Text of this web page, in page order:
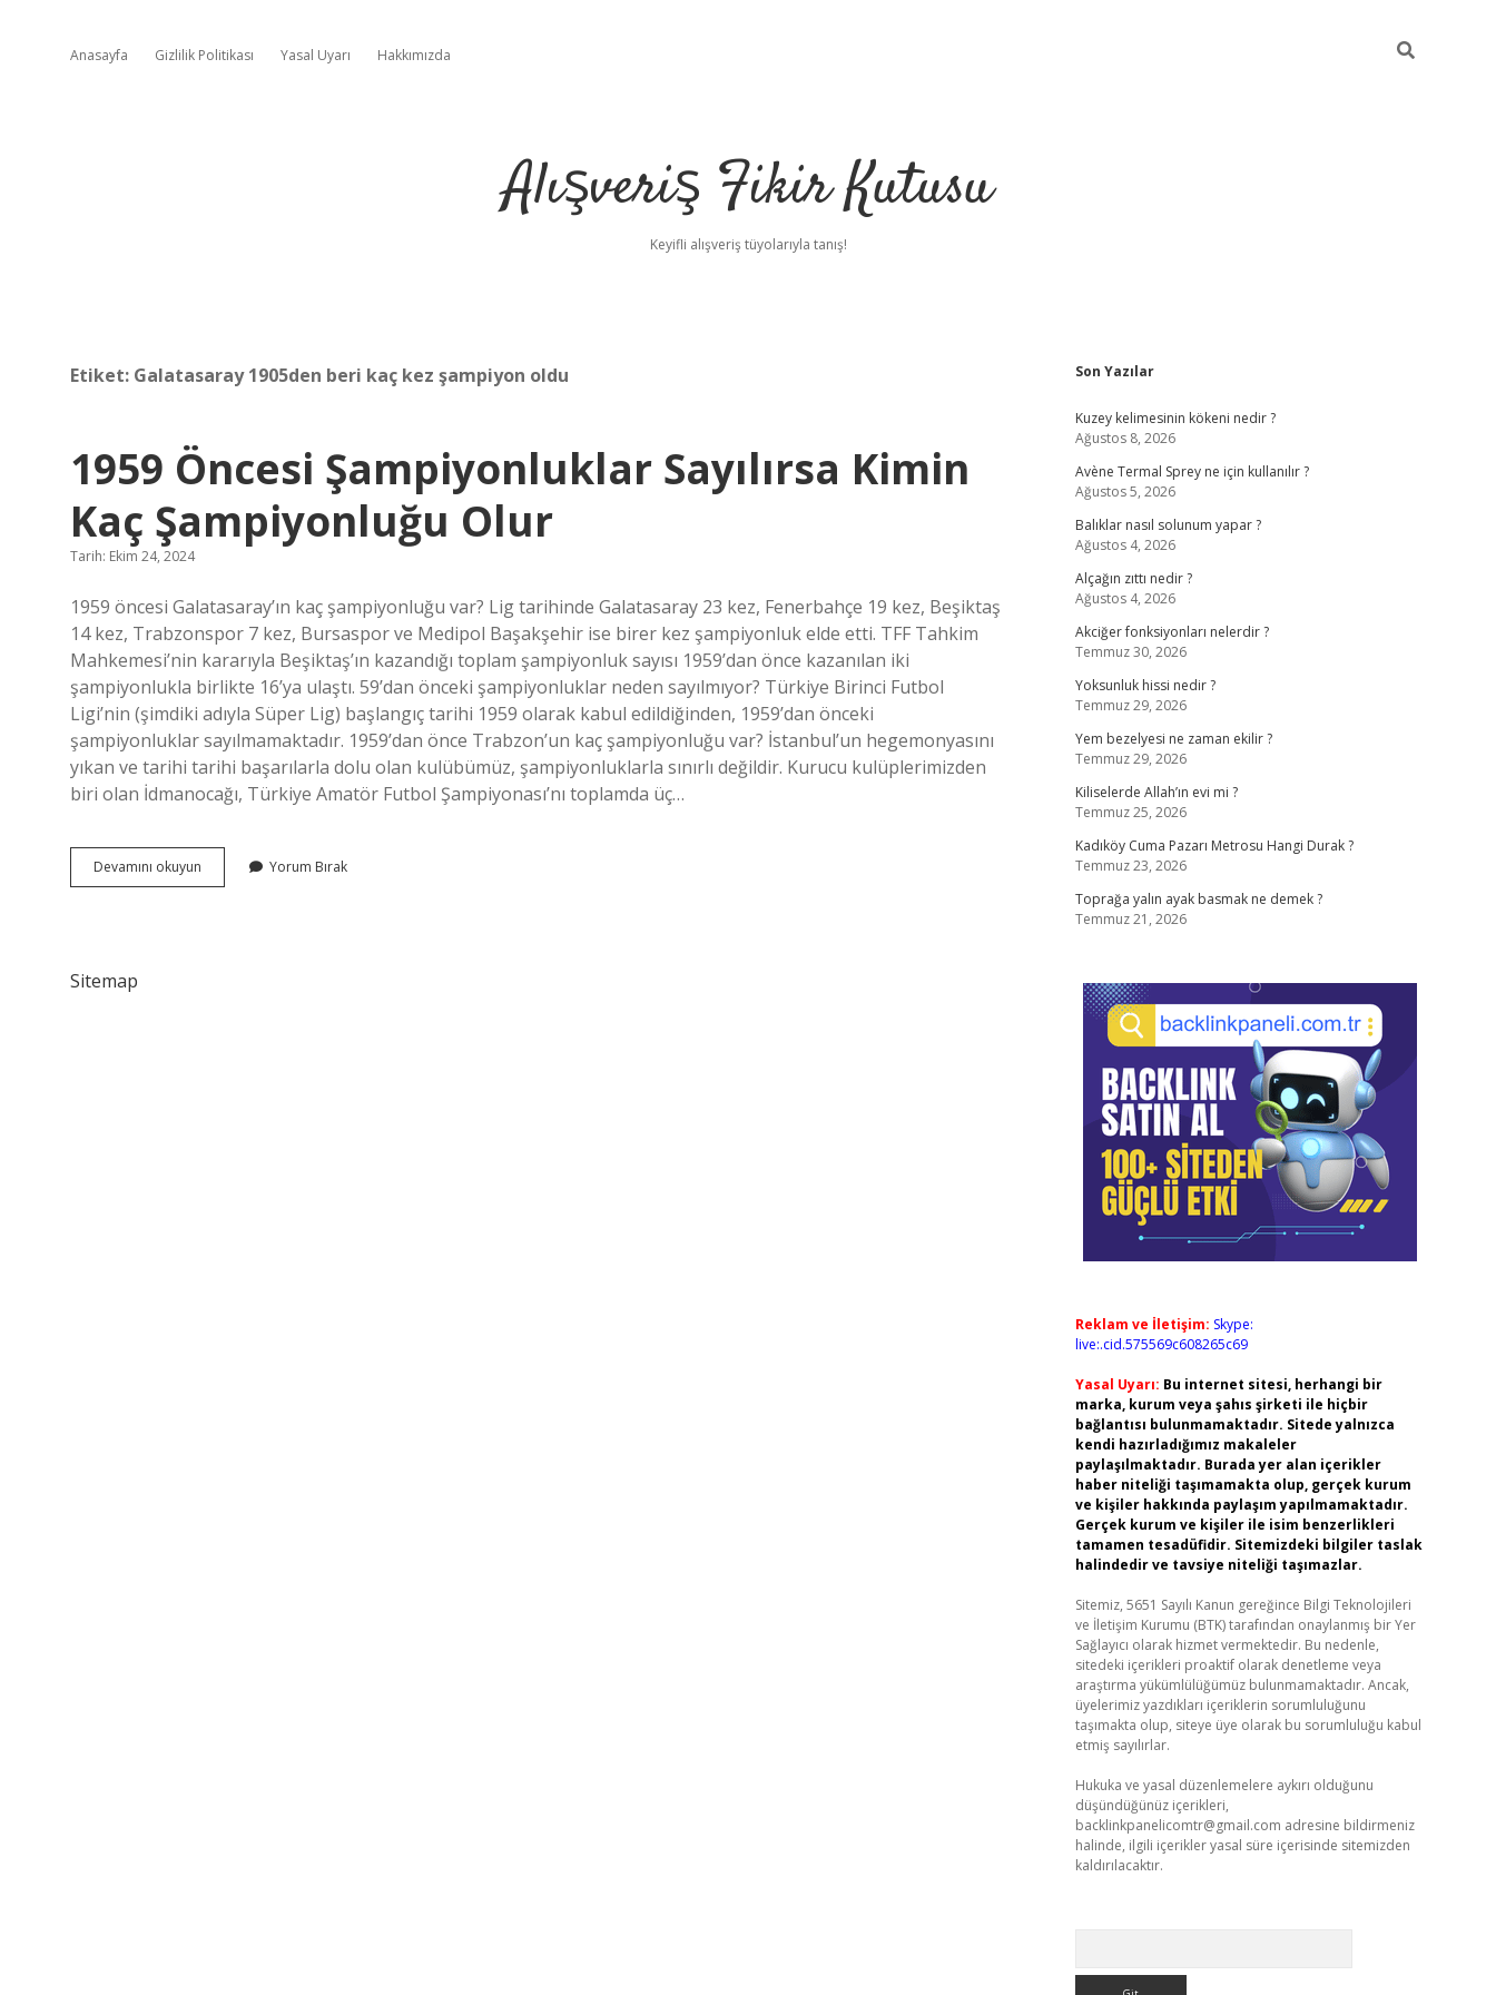
Anasayfa Gizlilik Politikası Yasal Uyarı Hakkımızda
Alışveriş Fikir Kutusu
Keyifli alışveriş tüyolarıyla tanış!
Etiket: Galatasaray 1905den beri kaç kez şampiyon oldu
1959 Öncesi Şampiyonluklar Sayılırsa Kimin
Kaç Şampiyonluğu Olur
Tarih: Ekim 24, 2024
1959 öncesi Galatasaray’ın kaç şampiyonluğu var? Lig tarihinde Galatasaray 23 kez, Fenerbahçe 19 kez, Beşiktaş
14 kez, Trabzonspor 7 kez, Bursaspor ve Medipol Başakşehir ise birer kez şampiyonluk elde etti. TFF Tahkim
Mahkemesi’nin kararıyla Beşiktaş’ın kazandığı toplam şampiyonluk sayısı 1959’dan önce kazanılan iki
şampiyonlukla birlikte 16’ya ulaştı. 59’dan önceki şampiyonluklar neden sayılmıyor? Türkiye Birinci Futbol
Ligi’nin (şimdiki adıyla Süper Lig) başlangıç ​​tarihi 1959 olarak kabul edildiğinden, 1959’dan önceki
şampiyonluklar sayılmamaktadır. 1959’dan önce Trabzon’un kaç şampiyonluğu var? İstanbul’un hegemonyasını
yıkan ve tarihi tarihi başarılarla dolu olan kulübümüz, şampiyonluklarla sınırlı değildir. Kurucu kulüplerimizden
biri olan İdmanocağı, Türkiye Amatör Futbol Şampiyonası’nı toplamda üç…
Devamını okuyun
Öncesi
Yorum Bırak
Sitemap
Sidebar
Son Yazılar
Kuzey kelimesinin kökeni nedir ?
Ağustos 8, 2026
Avène Termal Sprey ne için kullanılır ?
Ağustos 5, 2026
Balıklar nasıl solunum yapar ?
Ağustos 4, 2026
Alçağın zıttı nedir ?
Ağustos 4, 2026
Akciğer fonksiyonları nelerdir ?
Temmuz 30, 2026
Yoksunluk hissi nedir ?
Temmuz 29, 2026
Yem bezelyesi ne zaman ekilir ?
Temmuz 29, 2026
Kiliselerde Allah’ın evi mi ?
Temmuz 25, 2026
Kadıköy Cuma Pazarı Metrosu Hangi Durak ?
Temmuz 23, 2026
Toprağa yalın ayak basmak ne demek ?
Temmuz 21, 2026
Reklam ve İletişim: Skype:
live:.cid.575569c608265c69
Yasal Uyarı: Bu internet sitesi, herhangi bir
marka, kurum veya şahıs şirketi ile hiçbir
bağlantısı bulunmamaktadır. Sitede yalnızca
kendi hazırladığımız makaleler
paylaşılmaktadır. Burada yer alan içerikler
haber niteliği taşımamakta olup, gerçek kurum
ve kişiler hakkında paylaşım yapılmamaktadır.
Gerçek kurum ve kişiler ile isim benzerlikleri
tamamen tesadüfidir. Sitemizdeki bilgiler taslak
halindedir ve tavsiye niteliği taşımazlar.
Sitemiz, 5651 Sayılı Kanun gereğince Bilgi Teknolojileri
ve İletişim Kurumu (BTK) tarafından onaylanmış bir Yer
Sağlayıcı olarak hizmet vermektedir. Bu nedenle,
sitedeki içerikleri proaktif olarak denetleme veya
araştırma yükümlülüğümüz bulunmamaktadır. Ancak,
üyelerimiz yazdıkları içeriklerin sorumluluğunu
taşımakta olup, siteye üye olarak bu sorumluluğu kabul
etmiş sayılırlar.
Hukuka ve yasal düzenlemelere aykırı olduğunu
düşündüğünüz içerikleri,
backlinkpanelicomtr@gmail.com adresine bildirmeniz
halinde, ilgili içerikler yasal süre içerisinde sitemizden
kaldırılacaktır.